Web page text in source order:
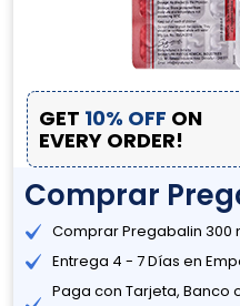
GET 10% OFF ON
EVERY ORDER!
Comprar
Comprar Pregabalin 300
Entrega 4 - 7 Días en
Paga con Tarjeta, Banco